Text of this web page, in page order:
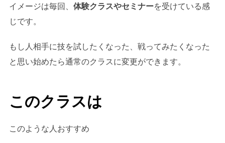
イメージは毎回、 体験クラスやセミナーを受けている感
じです。
もし人相手に技を試したくなった、戦ってみたくなった
と思い始めたら通常のクラスに変更ができます。
このクラスは
このような人おすすめ